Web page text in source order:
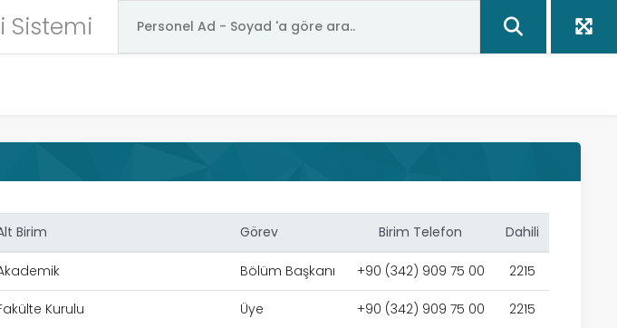
Sistemi
Birim Görev Birim Telefon Dahili
Bölüm Başkanı +90 (342) 909 75 00 2215
Kurulu Üye +90 (342) 909 75 00 2215